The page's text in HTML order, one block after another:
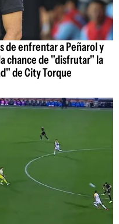
de enfrentar a Peñarol y
chance de "disfrutar" la
de City Torque